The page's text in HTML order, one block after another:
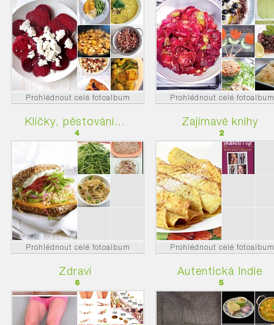
Prohlédnout celé fotoalbum Prohlédnout celé fotoalbum
Klíčky, pěstování...
4
Prohlédnout celé fotoalbum
Zajímavé knihy
2
Prohlédnout celé fotoalbum
Zdraví
6
Autentická Indie
5